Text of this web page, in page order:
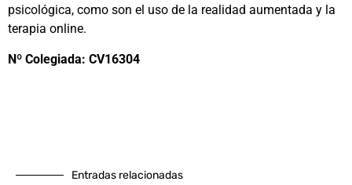
psicológica, como son el uso de la realidad aumentada y la
terapia online.
Nº Colegiada: CV16304
Entradas relacionadas